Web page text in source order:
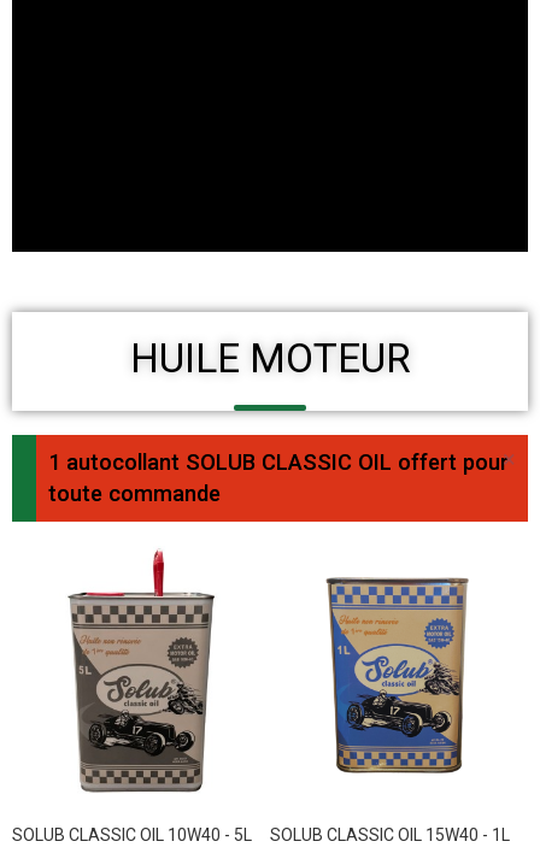
HUILE MOTEUR
1 autocollant SOLUB CLASSIC OIL offert pour
toute commande
×
SOLUB CLASSIC OIL 10W40 - 5L SOLUB CLASSIC OIL 15W40 - 1L